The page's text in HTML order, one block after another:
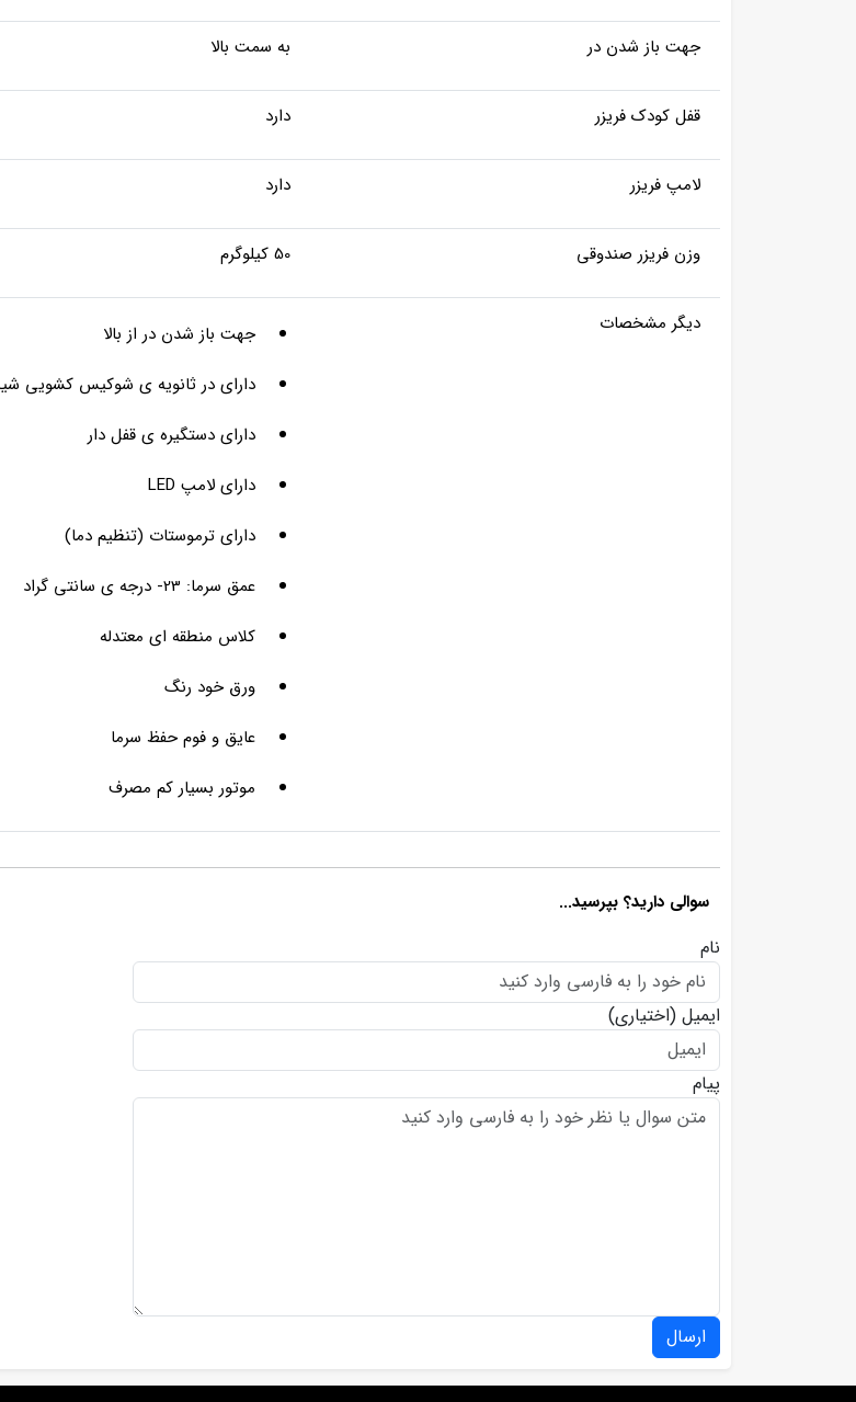
جهت باز شدن در به سمت بالا
قفل کودک فریزر دارد
لامپ فریزر دارد
وزن فریزر صندوقی 50 کیلوگرم
دیگر مشخصات
جهت باز شدن در از بالا
دارای در ثانویه‌ ی شوکیس کشویی
دارای دستگیره‌ ی قفل‌ دار
دارای لامپ LED
دارای ترموستات (تنظیم دما)
عمق سرما: 23- درجه‌ ی سانتی‌ گراد
کلاس منطقه‌ ای معتدله
ورق خود رنگ
عایق و فوم حفظ سرما
موتور بسیار کم مصرف
سوالی دارید؟ بپرسید...
نام
ایمیل (اختیاری)
پیام
ارسال